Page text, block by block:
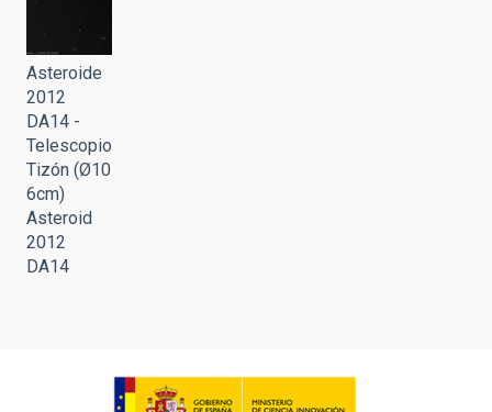
Asteroide
2012
DA14 -
Telescopio
Tizón (Ø10
6cm)
Asteroid
2012
DA14